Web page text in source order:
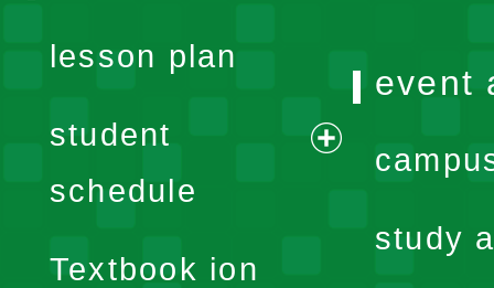
lesson plan
student
schedule
expand
menu
Textbook ion
event
study